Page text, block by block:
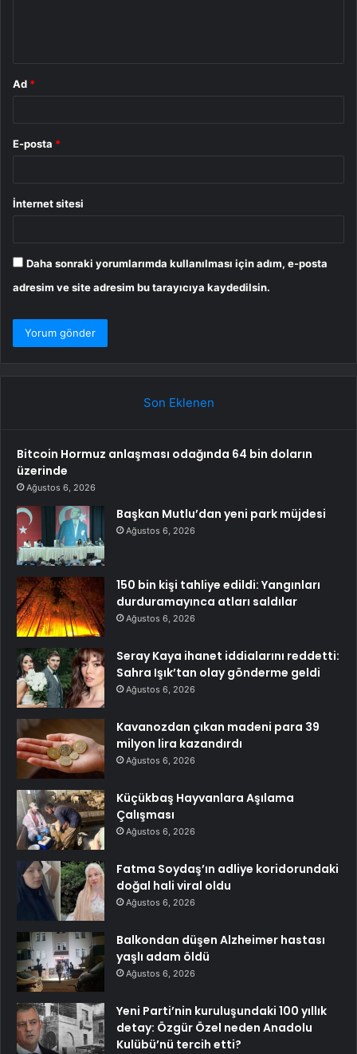
Ad *
E-posta *
İnternet sitesi
Daha sonraki yorumlarımda kullanılması için adım, e-posta
adresim ve site adresim bu tarayıcıya kaydedilsin.
Son Eklenen
Bitcoin Hormuz anlaşması odağında 64 bin doların
üzerinde
Ağustos 6, 2026
Başkan Mutlu’dan yeni park müjdesi
Ağustos 6, 2026
150 bin kişi tahliye edildi: Yangınları
durduramayınca atları saldılar
Ağustos 6, 2026
Seray Kaya ihanet iddialarını reddetti:
Sahra Işık’tan olay gönderme geldi
Ağustos 6, 2026
Kavanozdan çıkan madeni para 39
milyon lira kazandırdı
Ağustos 6, 2026
Küçükbaş Hayvanlara Aşılama
Çalışması
Ağustos 6, 2026
Fatma Soydaş’ın adliye koridorundaki
doğal hali viral oldu
Ağustos 6, 2026
Balkondan düşen Alzheimer hastası
yaşlı adam öldü
Ağustos 6, 2026
Yeni Parti’nin kuruluşundaki 100 yıllık
detay: Özgür Özel neden Anadolu
Kulübü’nü tercih etti?